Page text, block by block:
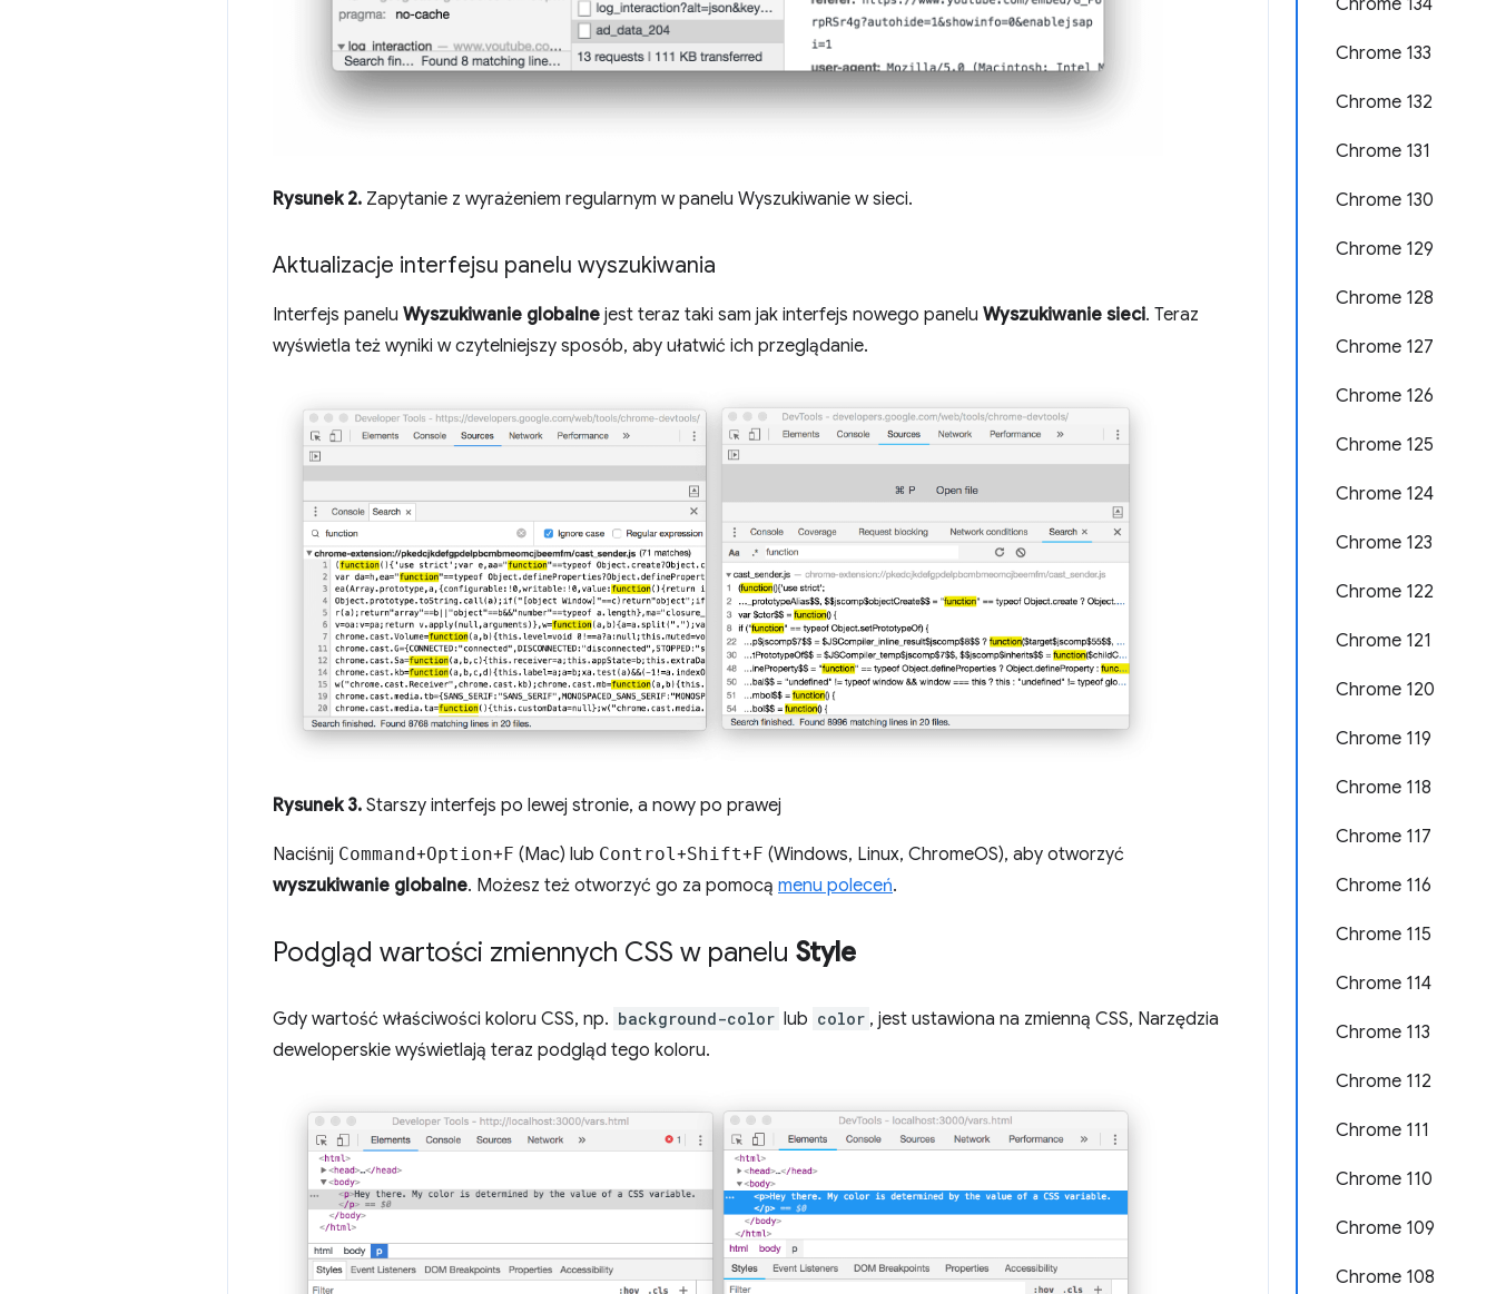
Chrome 134
Chrome 133
Chrome 132
Chrome 131
Chrome 130
Chrome 129
Chrome 128
Chrome 127
Chrome 126
Chrome 125
Chrome 124
Chrome 123
Chrome 122
Chrome 121
Chrome 120
Chrome 119
Chrome 118
Chrome 117
Chrome 116
Chrome 115
Chrome 114
Chrome 113
Chrome 112
Chrome 111
Chrome 110
Chrome 109
Chrome 108
Rysunek 2. Zapytanie z wyrażeniem regularnym w panelu Wyszukiwanie w sieci.
Aktualizacje interfejsu panelu wyszukiwania
Interfejs panelu Wyszukiwanie globalne jest teraz taki sam jak interfejs nowego panelu Wyszukiwanie sieci. Teraz
wyświetla też wyniki w czytelniejszy sposób, aby ułatwić ich przeglądanie.
Rysunek 3. Starszy interfejs po lewej stronie, a nowy po prawej
Naciśnij Command+Option+F (Mac) lub Control +Shift+F (Windows, Linux, ChromeOS), aby otworzyć
wyszukiwanie globalne. Możesz też otworzyć go za pomocą menu poleceń.
Podgląd wartości zmiennych CSS w panelu Style
Gdy wartość właściwości koloru CSS, np. background-color lub color , jest ustawiona na zmienną CSS, Narzędzia
deweloperskie wyświetlają teraz podgląd tego koloru.